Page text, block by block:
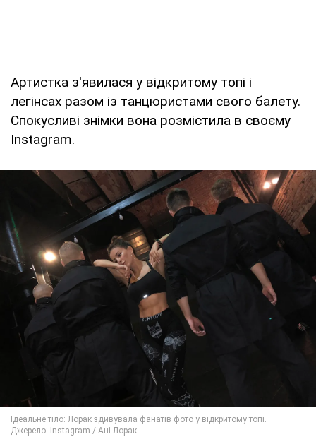
Артистка з'явилася у відкритому топі і
легінсах разом із танцюристами свого балету.
Спокусливі знімки вона розмістила в своєму
Instagram.